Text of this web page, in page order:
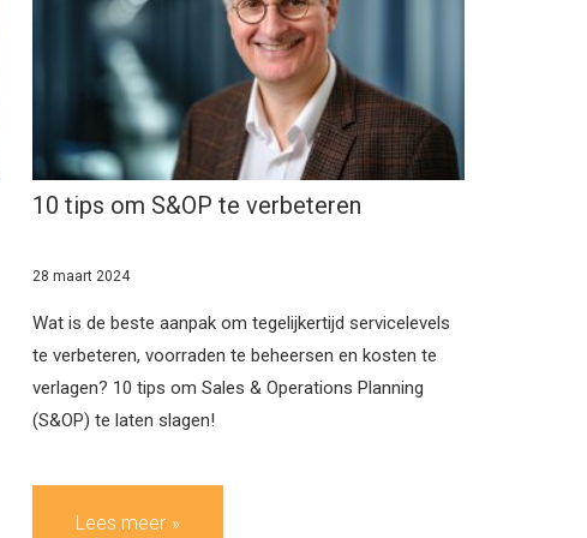
10 tips om S&OP te verbeteren
28 maart 2024
Wat is de beste aanpak om tegelijkertijd servicelevels
te verbeteren, voorraden te beheersen en kosten te
verlagen? 10 tips om Sales & Operations Planning
(S&OP) te laten slagen!
Lees meer